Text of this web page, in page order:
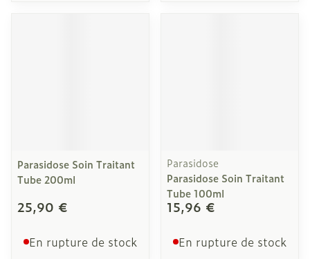
Parasidose Soin Traitant
Tube 200ml
25,90 €
En rupture de stock
Parasidose
Parasidose Soin Traitant
Tube 100ml
15,96 €
En rupture de stock